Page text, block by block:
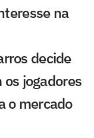
na
decide
jogadores
o mercado